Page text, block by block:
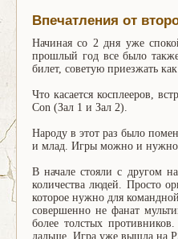
Впечатления от
Начиная со 2 дня уже
прошлый год все было
билет, советую приезжать
Что касается косплееров,
Con (Зал 1 и Зал 2).
Народу в этот раз было
и млад. Игры можно и нужно
В начале стояли с другом
количества людей. Просто
которое нужно для
совершенно не фанат
более толстых
дальше. Игра уже вышла на